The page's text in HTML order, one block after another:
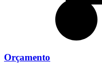
Orçamento